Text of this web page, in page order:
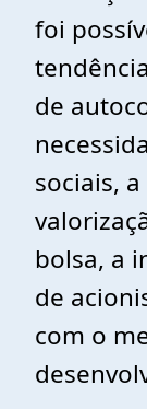
foi
de
sociais,
bolsa, a
de
com o